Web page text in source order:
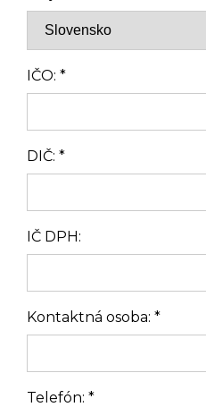
IČO: *
DIČ: *
IČ DPH:
Kontaktná osoba: *
Telefón: *